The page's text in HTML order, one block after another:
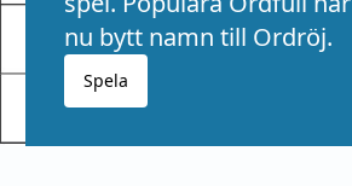
nu bytt namn till Ordröj.
Spela